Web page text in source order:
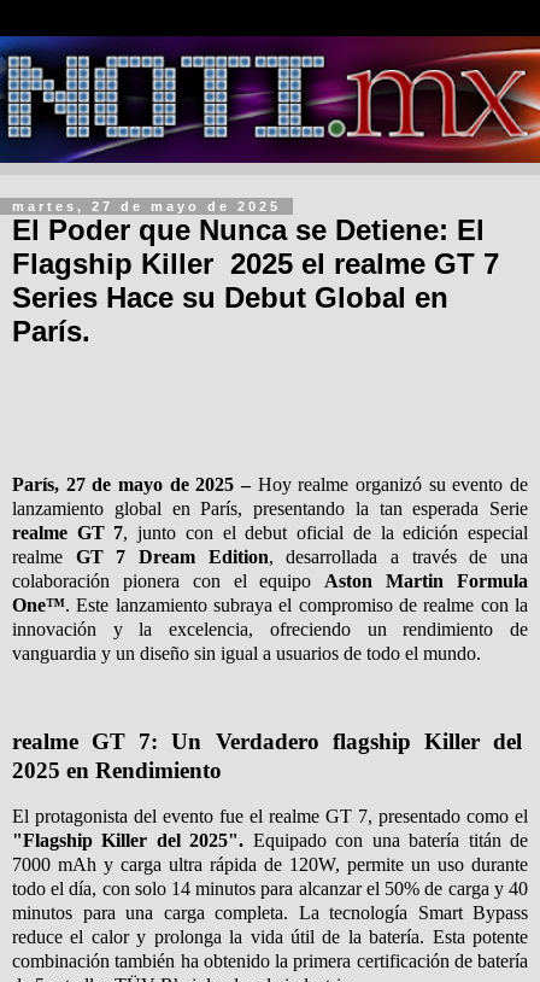
martes, 27 de mayo de 2025
El Poder que Nunca se Detiene: El
Flagship Killer 2025 el realme GT 7
Series Hace su Debut Global en
París.
París, 27 de mayo de 2025 –Hoy realme organizó su evento de
lanzamiento global en París, presentando la tan esperada Serie
realme GT 7, junto con el debut oficial de la edición especial
realme GT 7 Dream Edition, desarrollada a través de una
colaboración pionera con el equipo Aston Martin Formula
One™. Este lanzamiento subraya el compromiso de realme con la
innovación y la excelencia, ofreciendo un rendimiento de
vanguardia y un diseño sin igual a usuarios de todo el mundo.
realme GT 7: Un Verdadero flagship Killer del
2025 en Rendimiento
El protagonista del evento fue el realme GT 7, presentado como el
"Flagship Killer del 2025". Equipado con una batería titán de
7000 mAh y carga ultra rápida de 120W, permite un uso durante
todo el día, con solo 14 minutos para alcanzar el 50% de carga y 40
minutos para una carga completa. La tecnología Smart Bypass
reduce el calor y prolonga la vida útil de la batería. Esta potente
combinación también ha obtenido la primera certificación de batería